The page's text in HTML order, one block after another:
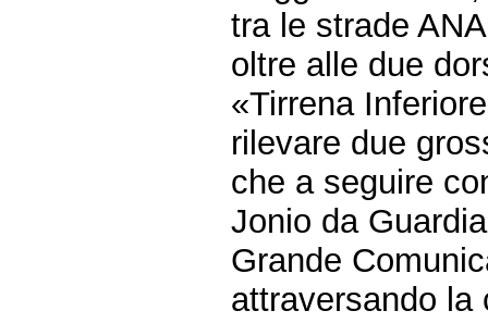
tra le strade
oltre alle due
«Tirrena
rilevare due
che a seguire
Jonio da
Grande
attraversando la